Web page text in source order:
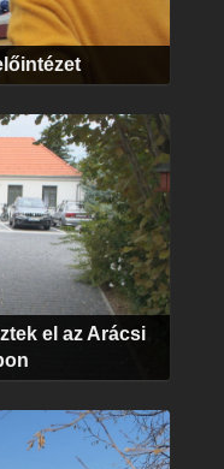
el az Arácsi